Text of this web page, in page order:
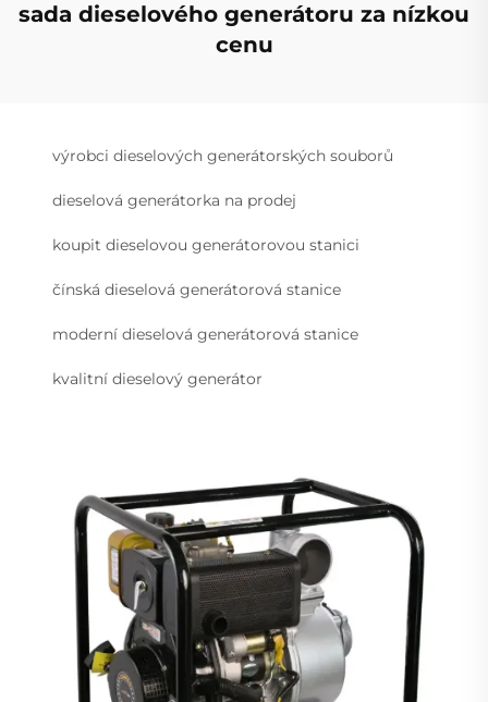
sada dieselového generátoru za nízkou
cenu
výrobci dieselových generátorských souborů
dieselová generátorka na prodej
koupit dieselovou generátorovou stanici
čínská dieselová generátorová stanice
moderní dieselová generátorová stanice
kvalitní dieselový generátor